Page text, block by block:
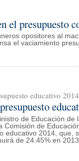
el presupuesto
opositores al
el vaciamiento
educativo
de Educación de
Comisión de
educativo 2014, que,
de 24.45% en